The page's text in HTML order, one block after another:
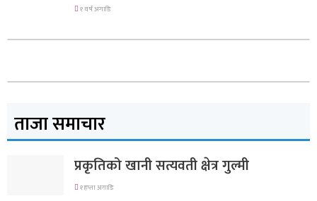
१ वर्ष अगाडि
ताजा समाचार
प्रकृतिको खानी सत्यवती क्षेत्र गुल्मी
१ हप्ता अगाडि